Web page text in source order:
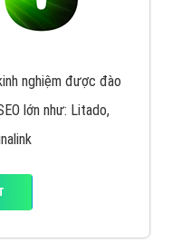
nghiệm được đào
lớn như: Litado,